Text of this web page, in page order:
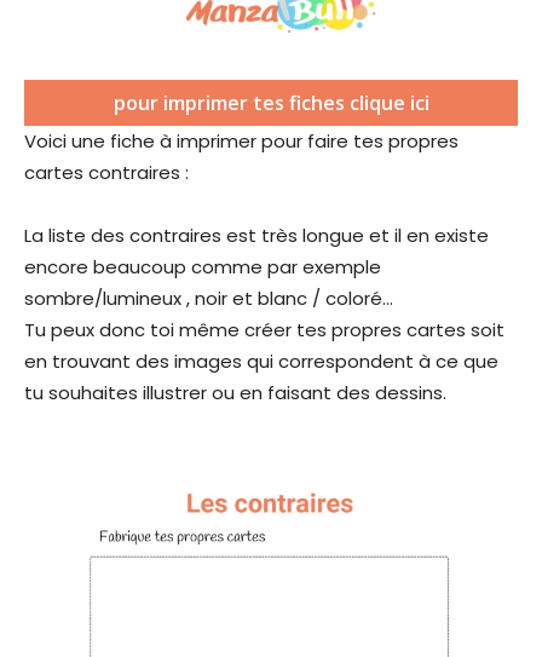
pour imprimer tes fiches clique ici
Voici une fiche à imprimer pour faire tes propres
cartes contraires :
La liste des contraires est très longue et il en existe
encore beaucoup comme par exemple
sombre/lumineux , noir et blanc / coloré…
Tu peux donc toi même créer tes propres cartes soit
en trouvant des images qui correspondent à ce que
tu souhaites illustrer ou en faisant des dessins.